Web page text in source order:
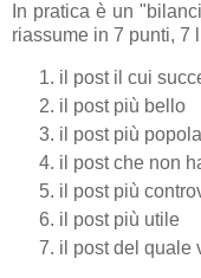
In pratica è un
riassume in 7 punti, 7
il post il cui
il post più bello
il post più
il post che non
il post più
il post più utile
il post del quale